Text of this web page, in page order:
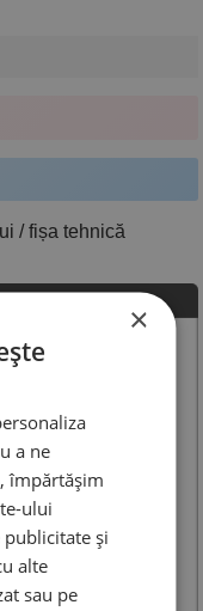
/ fișa tehnică
John Deere
×
a ne
împărtășim
ului
și
alte
sau pe